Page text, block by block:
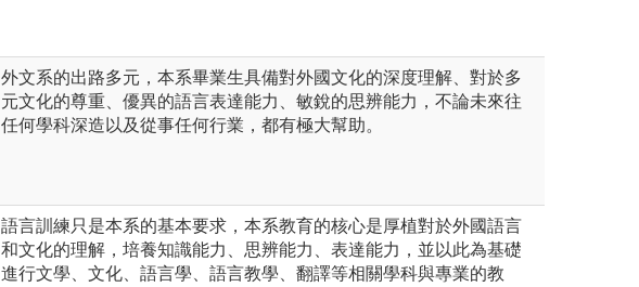
外文系的出路多元，本系畢業生具備對外國文化的深度理解、對於多
元文化的尊重、優異的語言表達能力、敏銳的思辨能力，不論未來往
任何學科深造以及從事任何行業，都有極大幫助。
語言訓練只是本系的基本要求，本系教育的核心是厚植對於外國語言
和文化的理解，培養知識能力、思辨能力、表達能力，並以此為基礎
進行文學、文化、語言學、語言教學、翻譯等相關學科與專業的教